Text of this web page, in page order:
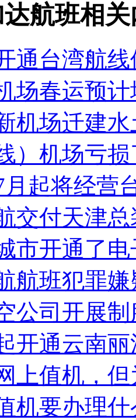
航班相
通台湾航
场春运预计
机场迁建
）机场亏
起将经营
交付天津
市开通了
航班犯罪
公司开展
开通云南
上值机，
机要办理